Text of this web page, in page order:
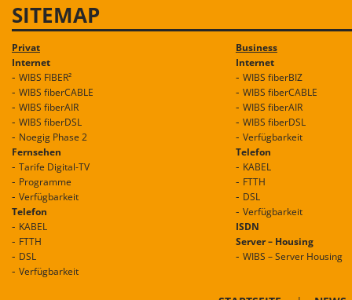
SITEMAP
Privat
Internet
WIBS FIBER²
WIBS fiberCABLE
WIBS fiberAIR
WIBS fiberDSL
Noegig Phase 2
Fernsehen
Tarife Digital-TV
Programme
Verfügbarkeit
Telefon
KABEL
FTTH
DSL
Verfügbarkeit
Business
Internet
WIBS fiberBIZ
WIBS fiberCABLE
WIBS fiberAIR
WIBS fiberDSL
Verfügbarkeit
Telefon
KABEL
FTTH
DSL
Verfügbarkeit
ISDN
Server – Housing
WIBS – Server Housing